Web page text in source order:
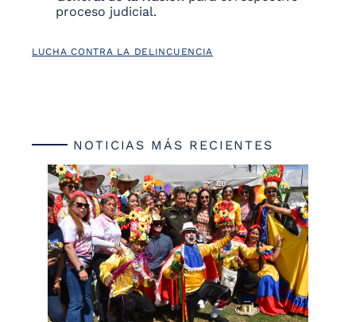
proceso judicial.
LUCHA CONTRA LA DELINCUENCIA
NOTICIAS MÁS RECIENTES